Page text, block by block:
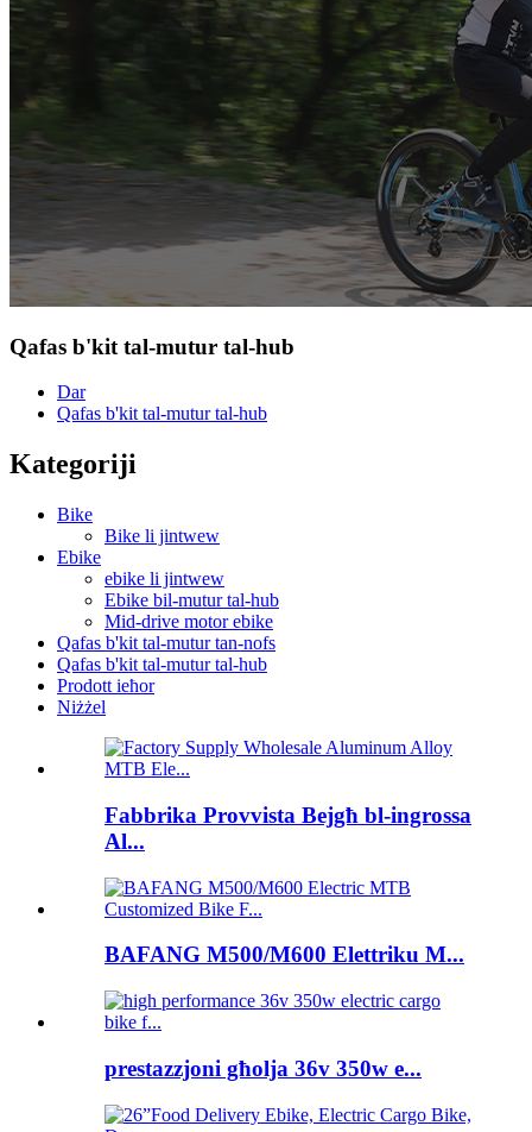
Qafas b'kit tal-mutur tal-hub
Dar
Qafas b'kit tal-mutur tal-hub
Kategoriji
Bike
Bike li jintwew
Ebike
ebike li jintwew
Ebike bil-mutur tal-hub
Mid-drive motor ebike
Qafas b'kit tal-mutur tan-nofs
Qafas b'kit tal-mutur tal-hub
Prodott ieħor
Niżżel
Fabbrika Provvista Bejgħ bl-ingrossa
Al...
BAFANG M500/M600 Elettriku M...
prestazzjoni għolja 36v 350w e...